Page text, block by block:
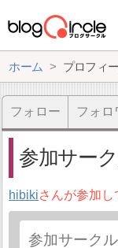
ホーム プロフィ
フォロー フォロ
参加サー
hibikiさんが参加し